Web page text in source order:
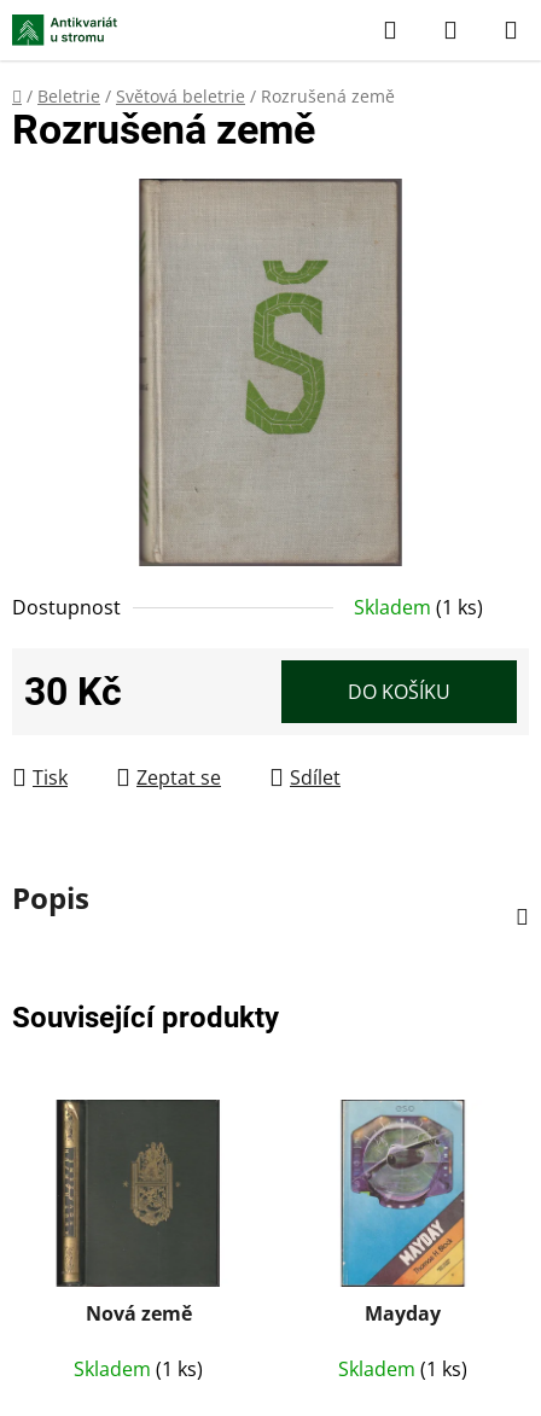
Přejít
na
obsah
Hledat
KOŠÍK
Domů
/ Beletrie / Světová beletrie / Rozrušená země
Dostupnost Skladem (1 ks)
30 Kč DO KOŠÍKU
Tisk Zeptat se Sdílet
Rozrušená země
Popis
Související produkty
Nová země
Skladem (1 ks)
Mayday
Skladem (1 ks)